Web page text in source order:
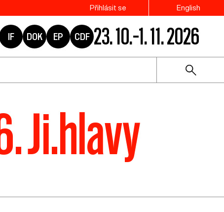
Přihlásit se English
IF DOK EP CDF 23. 10.–1. 11. 2026
Ji.hlavy